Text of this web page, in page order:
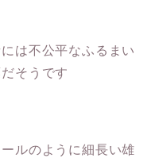
は不公平なふるまい
そうです
ルのように細長い雄